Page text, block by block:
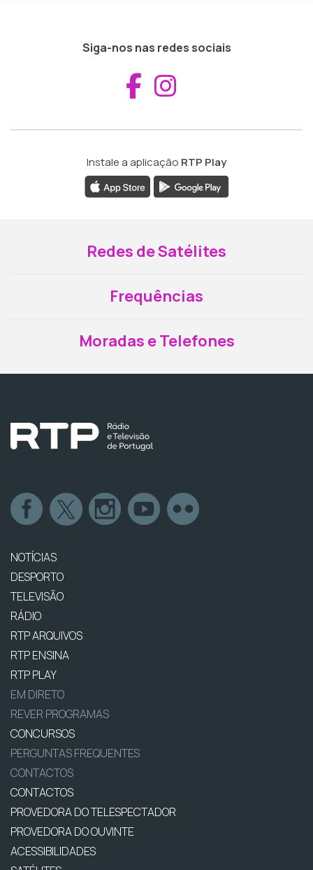
Siga-nos nas redes sociais
Aceder ao
Instale a aplicação RTP Play
Redes de Satélites
Frequências
Moradas e Telefones
NOTÍCIAS
DESPORTO
TELEVISÃO
RÁDIO
RTP ARQUIVOS
RTP ENSINA
RTP PLAY
EM DIRETO
REVER PROGRAMAS
CONCURSOS
PERGUNTAS FREQUENTES
CONTACTOS
CONTACTOS
PROVEDORA DO TELESPECTADOR
PROVEDORA DO OUVINTE
ACESSIBILIDADES